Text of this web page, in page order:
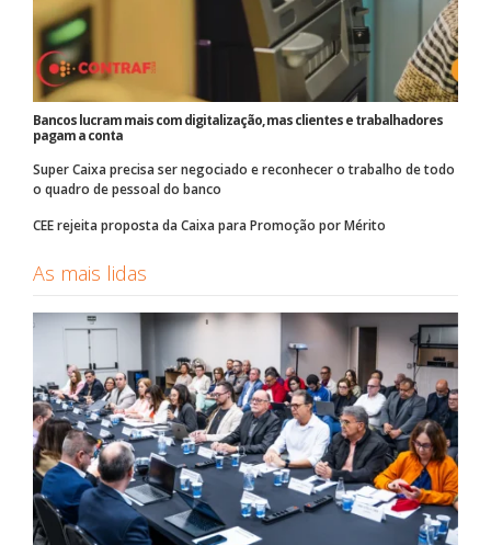
Bancos lucram mais com digitalização, mas clientes e trabalhadores
pagam a conta
Super Caixa precisa ser negociado e reconhecer o trabalho de todo
o quadro de pessoal do banco
CEE rejeita proposta da Caixa para Promoção por Mérito
As mais lidas